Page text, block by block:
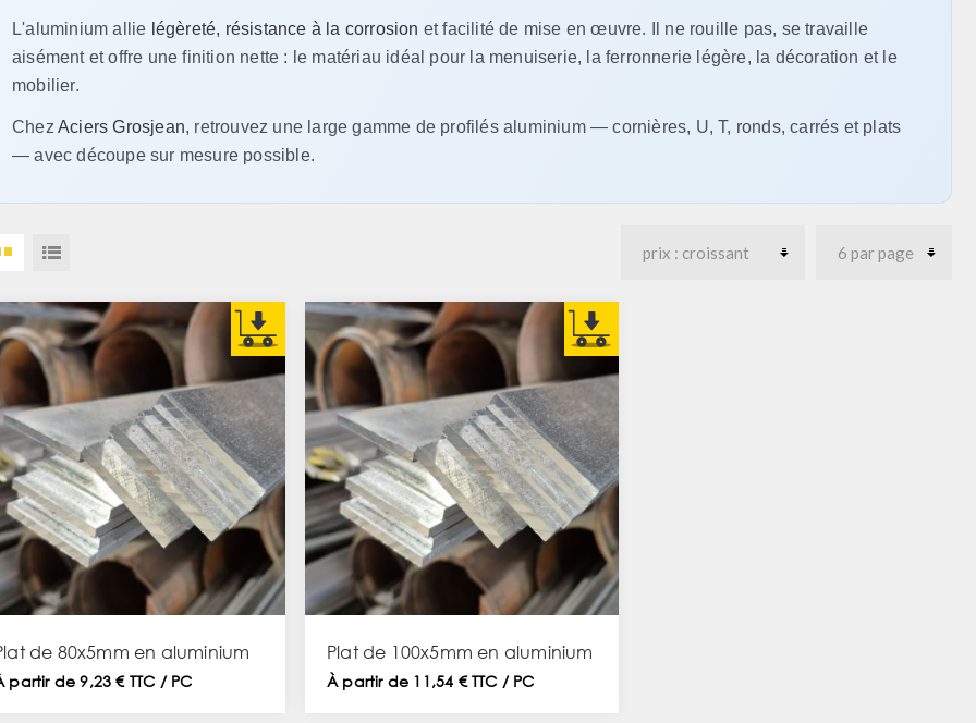
L'aluminium allie légèreté, résistance à la corrosion et facilité de mise en œuvre. Il ne rouille pas, se travaille
aisément et offre une finition nette : le matériau idéal pour la menuiserie, la ferronnerie légère, la décoration et le
mobilier.
Chez Aciers Grosjean, retrouvez une large gamme de profilés aluminium — cornières, U, T, ronds, carrés et plats
— avec découpe sur mesure possible.
de 80x5mm en aluminium
partir de 9,23 € TTC / PC
Plat de 100x5mm en aluminium
À partir de 11,54 € TTC / PC